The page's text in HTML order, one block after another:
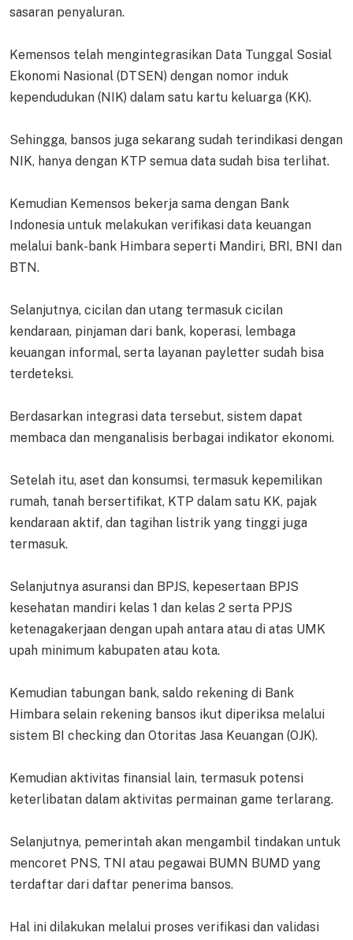
sasaran penyaluran.
Kemensos telah mengintegrasikan Data Tunggal Sosial
Ekonomi Nasional (DTSEN) dengan nomor induk
kependudukan (NIK) dalam satu kartu keluarga (KK).
Sehingga, bansos juga sekarang sudah terindikasi dengan
NIK, hanya dengan KTP semua data sudah bisa terlihat.
Kemudian Kemensos bekerja sama dengan Bank
Indonesia untuk melakukan verifikasi data keuangan
melalui bank-bank Himbara seperti Mandiri, BRI, BNI dan
BTN.
Selanjutnya, cicilan dan utang termasuk cicilan
kendaraan, pinjaman dari bank, koperasi, lembaga
keuangan informal, serta layanan payletter sudah bisa
terdeteksi.
Berdasarkan integrasi data tersebut, sistem dapat
membaca dan menganalisis berbagai indikator ekonomi.
Setelah itu, aset dan konsumsi, termasuk kepemilikan
rumah, tanah bersertifikat, KTP dalam satu KK, pajak
kendaraan aktif, dan tagihan listrik yang tinggi juga
termasuk.
Selanjutnya asuransi dan BPJS, kepesertaan BPJS
kesehatan mandiri kelas 1 dan kelas 2 serta PPJS
ketenagakerjaan dengan upah antara atau di atas UMK
upah minimum kabupaten atau kota.
Kemudian tabungan bank, saldo rekening di Bank
Himbara selain rekening bansos ikut diperiksa melalui
sistem BI checking dan Otoritas Jasa Keuangan (OJK).
Kemudian aktivitas finansial lain, termasuk potensi
keterlibatan dalam aktivitas permainan game terlarang.
Selanjutnya, pemerintah akan mengambil tindakan untuk
mencoret PNS, TNI atau pegawai BUMN BUMD yang
terdaftar dari daftar penerima bansos.
Hal ini dilakukan melalui proses verifikasi dan validasi